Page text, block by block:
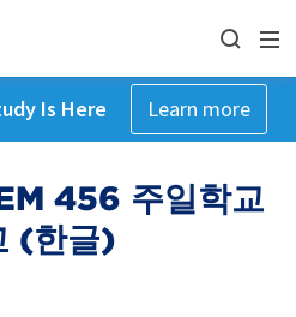
Is Here Learn more
456 주일학교
(한글)